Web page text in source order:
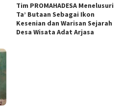
Tim PROMAHADESA Menelusuri
Ta’ Butaan Sebagai Ikon
Kesenian dan Warisan Sejarah
Desa Wisata Adat Arjasa